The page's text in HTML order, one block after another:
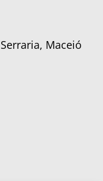
Maceió